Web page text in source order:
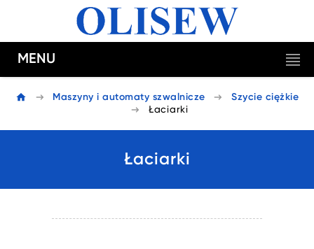
MENU
Maszyny i automaty szwalnicze
Szycie ciężkie
Łaciarki
Łaciarki